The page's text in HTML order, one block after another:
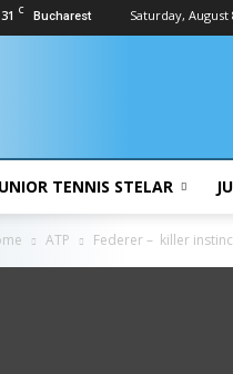
31 C Bucharest Saturday, August
TENNIS STELAR
ATP Federer – killer